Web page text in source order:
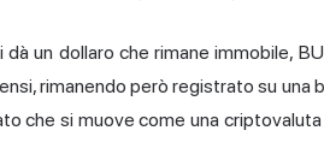
un dollaro che rimane immobile,
rimanendo però registrato su una
che si muove come una